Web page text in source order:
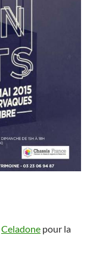
Celadone pour la